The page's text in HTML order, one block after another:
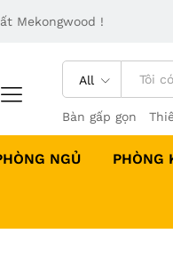
Mekongwood !
All
Bàn gấp gọn
NGỦ PHÒNG